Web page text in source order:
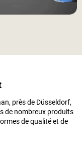
près de Düsseldorf,
de nombreux produits
de qualité et de